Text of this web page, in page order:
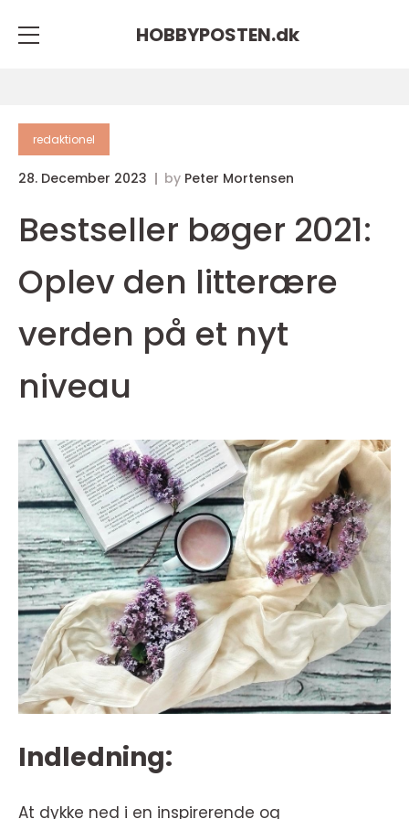
HOBBYPOSTEN.dk
redaktionel
28. December 2023 by Peter Mortensen
Bestseller bøger 2021:
Oplev den litterære
verden på et nyt
niveau
Indledning:
At dykke ned i en inspirerende og